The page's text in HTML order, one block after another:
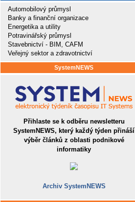
Automobilový průmysl
Banky a finanční organizace
Energetika a utility
Potravinářský průmysl
Stavebnictví - BIM, CAFM
Veřejný sektor a zdravotnictví
SystemNEWS
Přihlaste se k odběru newsletteru
SystemNEWS, který každý týden přináší
výběr článků z oblasti podnikové
informatiky
Archiv SystemNEWS